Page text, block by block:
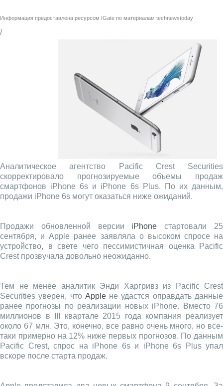
Информация предоставлена ресурсом IGate по материалам technewstoday
/
Аналитическое агентство Pacific Crest Securities
скорректировало прогнозируемые объемы продаж
смартфонов iPhone 6s и iPhone 6s Plus. По их данным,
продажи iPhone 6s могут оказаться ниже ожиданий.
Продажи обновленной версии iPhone стартовали 25
сентября, и Apple ранее заявляла о высоком спросе на
устройство, в свете чего пессимистичная оценка Pacific
Crest прозвучала довольно неожиданно.
Тем не менее аналитик Энди Харгривз из Pacific Crest
Securities уверен, что Appleне удастся оправдать данные
ранее прогнозы по реализации новых iPhone. Вместо 76
миллионов в III квартале 2015 года компания реализует
около 67 млн. Это, конечно, все равно очень много, но все-
таки примерно на 12% ниже первых прогнозов. По данным
Pacific Crest, спрос на iPhone 6s и iPhone 6s Plus упал
вскоре после старта продаж.